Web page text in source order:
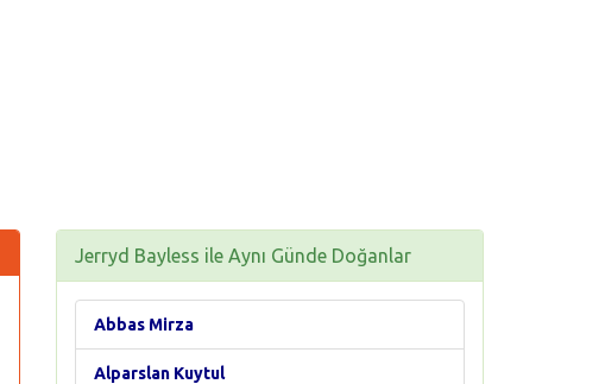
Jerryd Bayless ile Aynı Günde Doğanlar
Abbas Mirza
Alparslan Kuytul